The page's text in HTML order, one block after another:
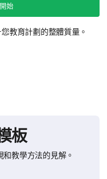
始
教育計劃的整體質量。
板
教學方法的見解。